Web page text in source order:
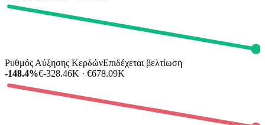
Ρυθμός Αύξησης ΚερδώνΕπιδέχεται βελτίωση
-148.4%€-328.46K · €678.09K